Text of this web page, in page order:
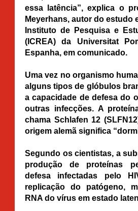
essa latência”, explica o
Meyerhans, autor do estudo
Instituto de Pesquisa e
(ICREA) da Universitat
Espanha, em comunicado.
Uma vez no organismo
alguns tipos de glóbulos
a capacidade de defesa do
outras infecções. A
chama Schlafen 12
origem alemã significa
Segundo os cientistas, a
produção de proteínas
defesa infectadas pelo
replicação do patógeno,
RNA do vírus em estado